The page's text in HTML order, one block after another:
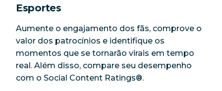
Esportes
Aumente o engajamento dos fãs, comprove o
valor dos patrocínios e identifique os
momentos que se tornarão virais em tempo
real. Além disso, compare seu desempenho
com o Social Content Ratings®.